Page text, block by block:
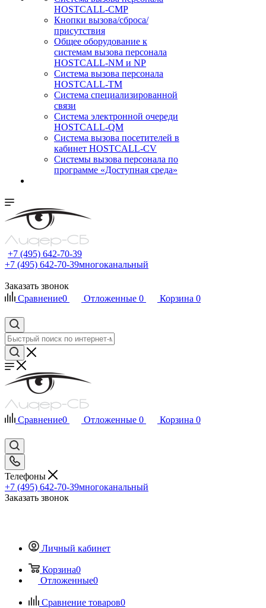
HOSTCALL-CMP
Кнопки вызова/сброса/
присутствия
Общее оборудование к
системам вызова персонала
HOSTCALL-NM и NP
Система вызова персонала
HOSTCALL-TM
Система специализированной
связи
Система электронной очереди
HOSTCALL-QM
Cистема вызова посетителей в
кабинет HOSTCALL-CV
Системы вызова персонала по
программе «Доступная среда»
+7 (495) 642-70-39
+7 (495) 642-70-39многоканальный
Заказать звонок
Сравнение0 Отложенные 0 Корзина 0
Сравнение0 Отложенные 0 Корзина 0
Телефоны
+7 (495) 642-70-39многоканальный
Заказать звонок
Личный кабинет
Корзина0
Отложенные0
Сравнение товаров0